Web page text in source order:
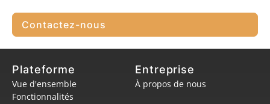
Contactez-nous
Plateforme
Vue d'ensemble
Fonctionnalités
Entreprise
À propos de nous